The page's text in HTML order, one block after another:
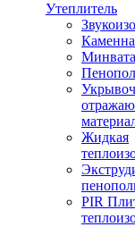
Утеплитель
Минвата
Жидкая
PIR